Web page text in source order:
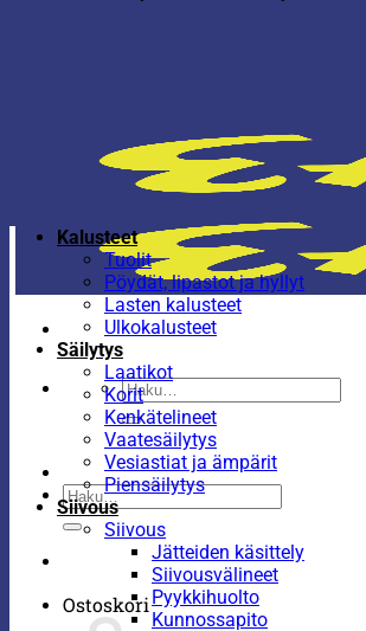
Etsi:
Etsi:
Ostoskori
Kalusteet
Tuolit
Pöydät, lipastot ja hyllyt
Lasten kalusteet
Ulkokalusteet
Säilytys
Laatikot
Korit
Kenkätelineet
Vaatesäilytys
Vesiastiat ja ämpärit
Piensäilytys
Siivous
Siivous
Jätteiden käsittely
Siivousvälineet
Pyykkihuolto
Kunnossapito